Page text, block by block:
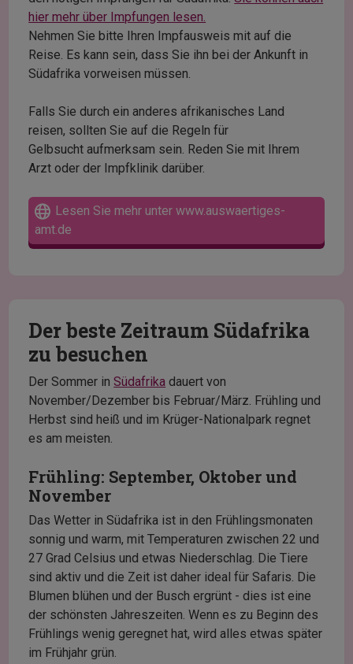
hier mehr über Impfungen lesen.
Nehmen Sie bitte Ihren Impfausweis mit auf die
Reise. Es kann sein, dass Sie ihn bei der Ankunft in
Südafrika vorweisen müssen.
Falls Sie durch ein anderes afrikanisches Land
reisen, sollten Sie auf die Regeln für
Gelbsucht aufmerksam sein. Reden Sie mit Ihrem
Arzt oder der Impfklinik darüber.
Lesen Sie mehr unter www.auswaertiges-
amt.de
Der beste Zeitraum Südafrika
zu besuchen
Der Sommer inSüdafrika dauert von
November/Dezember bis Februar/März. Frühling und
Herbst sind heiß und im Krüger-Nationalpark regnet
es am meisten.
Frühling: September, Oktober und
November
Das Wetter in Südafrika ist in den Frühlingsmonaten
sonnig und warm, mit Temperaturen zwischen 22 und
27 Grad Celsius und etwas Niederschlag. Die Tiere
sind aktiv und die Zeit ist daher ideal für Safaris. Die
Blumen blühen und der Busch ergrünt - dies ist eine
der schönsten Jahreszeiten. Wenn es zu Beginn des
Frühlings wenig geregnet hat, wird alles etwas später
im Frühjahr grün.